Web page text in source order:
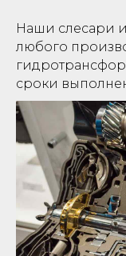
Наши слесари
любого
сроки